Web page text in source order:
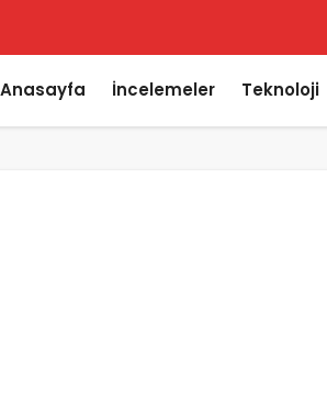
Anasayfa İncelemeler Teknoloji